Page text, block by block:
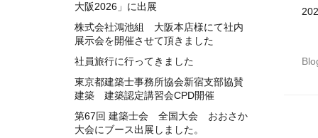
大阪2026」に出展
株式会社鴻池組 大阪本店様にて社内
展示会を開催させて頂きました
社員旅行に行ってきました
東京都建築士事務所協会新宿支部協賛
建築 建築認定講習会CPD開催
第67回 建築士会 全国大会 おおさか
大会にブース出展しました。